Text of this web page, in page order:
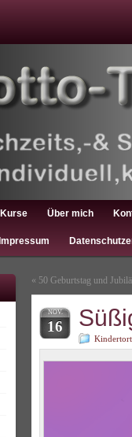
Kurse Über mich
Impressum
« 50 Geburtstag und
NOV.
16